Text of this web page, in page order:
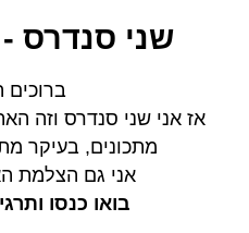
שני סנדרס
ברוכים
אז אני שני סנדרס וזה
מתכונים, בעיקר
אני גם הצלמת
בואו כנסו